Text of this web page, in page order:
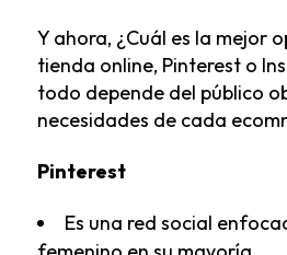
Y ahora, ¿Cuál es la mejor
tienda online, Pinterest o
todo depende del público
necesidades de cada
Pinterest
Es una red social